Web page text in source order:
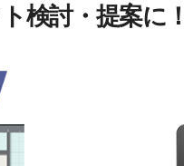
検討・提案に！